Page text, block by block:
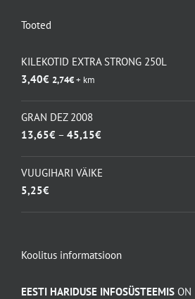
Tooted
KILEKOTID EXTRA STRONG 250L
3,40€ 2,74€+ km
GRAN DEZ 2008
13,65€ – 45,15€
kuni
VUUGIHARI VÄIKE
5,25€
Koolitus informatsioon
EESTI HARIDUSE INFOSÜSTEEMIS ON